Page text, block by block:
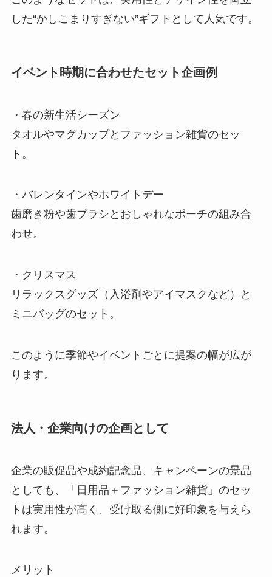
した“かしこまりすぎない”ギフトとして人気です。
イベント時期に合わせたセット企画例
・春の新生活シーズン
タオルやマグカップとファッション雑貨のセッ
ト。
・バレンタインやホワイトデー
歯磨き粉や歯ブラシとおしゃれなポーチの組み合
わせ。
・クリスマス
リラックスグッズ（入浴剤やアイマスクなど）と
ミニバッグのセット。
このように季節やイベントごとに提案の幅が広が
ります。
法人・企業向けの企画として
企業の販促品や成約記念品、キャンペーンの景品
としても、「日用品＋ファッション雑貨」のセッ
トは実用性が高く、受け取る側に好印象を与えら
れます。
メリット